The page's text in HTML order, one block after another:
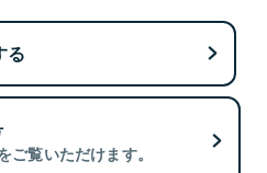
る
ご覧いただけます。